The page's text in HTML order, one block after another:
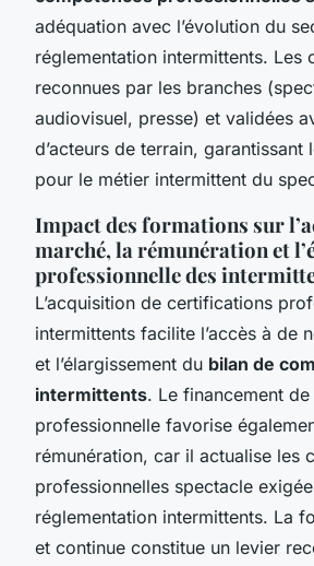
adéquation avec l’évolution du
réglementation intermittents. Les
reconnues par les branches
audiovisuel, presse) et validées
d’acteurs de terrain, garantissant
pour le métier intermittent du
Impact des formations sur
marché, la rémunération et
professionnelle des
L’acquisition de certifications
intermittents facilite l’accès à de
et l’élargissement du bilan de
intermittents. Le financement
professionnelle favorise
rémunération, car il actualise les
professionnelles spectacle
réglementation intermittents. La
et continue constitue un levier